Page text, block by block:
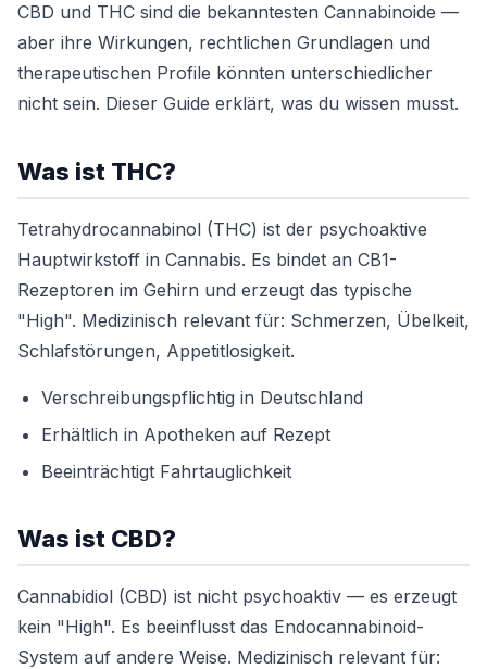
CBD und THC sind die bekanntesten Cannabinoide —
aber ihre Wirkungen, rechtlichen Grundlagen und
therapeutischen Profile könnten unterschiedlicher
nicht sein. Dieser Guide erklärt, was du wissen musst.
Was ist THC?
Tetrahydrocannabinol (THC) ist der psychoaktive
Hauptwirkstoff in Cannabis. Es bindet an CB1-
Rezeptoren im Gehirn und erzeugt das typische
"High". Medizinisch relevant für: Schmerzen, Übelkeit,
Schlafstörungen, Appetitlosigkeit.
Verschreibungspflichtig in Deutschland
Erhältlich in Apotheken auf Rezept
Beeinträchtigt Fahrtauglichkeit
Was ist CBD?
Cannabidiol (CBD) ist nicht psychoaktiv — es erzeugt
kein "High". Es beeinflusst das Endocannabinoid-
System auf andere Weise. Medizinisch relevant für: